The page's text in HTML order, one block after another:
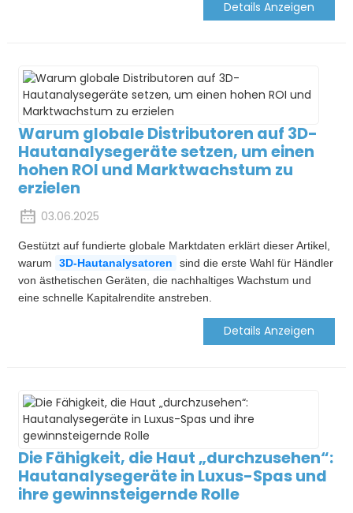
Details Anzeigen
Warum globale Distributoren auf 3D-
Hautanalysegeräte setzen, um einen
hohen ROI und Marktwachstum zu
erzielen
03.06.2025
Gestützt auf fundierte globale Marktdaten erklärt dieser Artikel,
warum
3D-Hautanalysatoren
sind die erste Wahl für Händler
von ästhetischen Geräten, die nachhaltiges Wachstum und
eine schnelle Kapitalrendite anstreben.
Details Anzeigen
Die Fähigkeit, die Haut „durchzusehen“:
Hautanalysegeräte in Luxus-Spas und
ihre gewinnsteigernde Rolle